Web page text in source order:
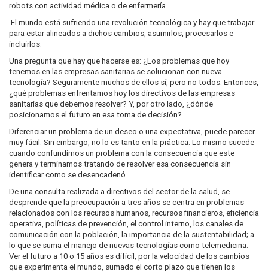
robots con actividad médica o de enfermería.
El mundo está sufriendo una revolución tecnológica y hay que trabajar
para estar alineados a dichos cambios, asumirlos, procesarlos e
incluirlos.
Una pregunta que hay que hacerse es: ¿Los problemas que hoy
tenemos en las empresas sanitarias se solucionan con nueva
tecnología? Seguramente muchos de ellos sí, pero no todos. Entonces,
¿qué problemas enfrentamos hoy los directivos de las empresas
sanitarias que debemos resolver? Y, por otro lado, ¿dónde
posicionamos el futuro en esa toma de decisión?
Diferenciar un problema de un deseo o una expectativa, puede parecer
muy fácil. Sin embargo, no lo es tanto en la práctica. Lo mismo sucede
cuando confundimos un problema con la consecuencia que este
genera y terminamos tratando de resolver esa consecuencia sin
identificar como se desencadenó.
De una consulta realizada a directivos del sector de la salud, se
desprende que la preocupación a tres años se centra en problemas
relacionados con los recursos humanos, recursos financieros, eficiencia
operativa, políticas de prevención, el control interno, los canales de
comunicación con la población, la importancia de la sustentabilidad; a
lo que se suma el manejo de nuevas tecnologías como telemedicina.
Ver el futuro a 10 o 15 años es difícil, por la velocidad de los cambios
que experimenta el mundo, sumado el corto plazo que tienen los